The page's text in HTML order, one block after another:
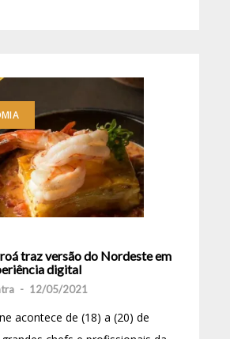
traz versão do Nordeste em
digital
- 12/05/2021
acontece de (18) a (20) de